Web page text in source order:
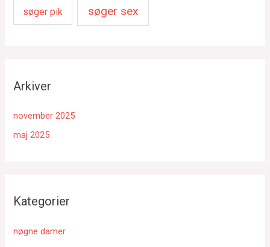
søger pik søger sex
Arkiver
november 2025
maj 2025
Kategorier
nøgne damer